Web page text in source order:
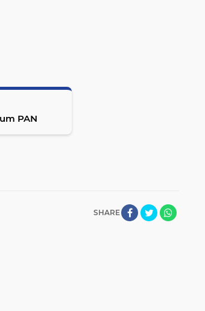
PAN
SHARE